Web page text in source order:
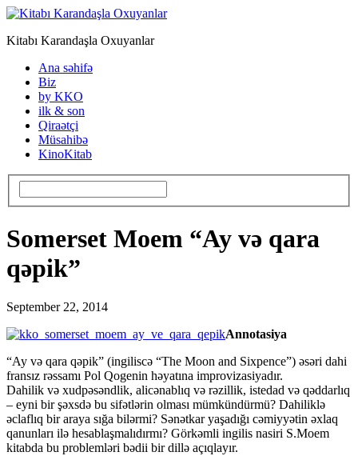
Kitabı Karandaşla Oxuyanlar
Ana səhifə
Biz
by KKO
ilk & son
Qiraətçi
Müsahibə
KinoKitab
Somerset Moem “Ay və qara
qəpik”
September 22, 2014
Annotasiya
“Ay və qara qəpik” (ingiliscə “The Moon and Sixpence”) əsəri dahi
fransız rəssamı Pol Qogenin həyatına improvizasiyadır.
Dahilik və xudpəsəndlik, alicənablıq və rəzillik, istedad və qəddarlıq
– eyni bir şəxsdə bu sifətlərin olması mümkündürmü? Dahiliklə
əclaflıq bir araya sığa bilərmi? Sənətkar yaşadığı cəmiyyətin əxlaq
qanunları ilə hesablaşmalıdırmı? Görkəmli ingilis nasiri S.Moem
kitabda bu problemləri bədii bir dillə açıqlayır.